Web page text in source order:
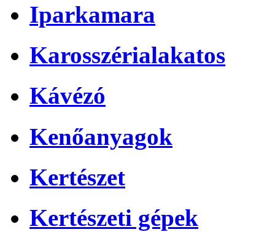
Iparkamara
Karosszérialakatos
Kávézó
Kenőanyagok
Kertészet
Kertészeti gépek